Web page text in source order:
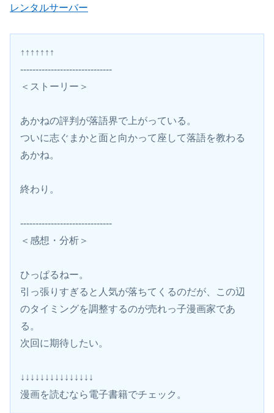
レンタルサーバー
↑↑↑↑↑↑↑
------------------------------
＜ストーリー＞
あかねの評判が落語界で上がっている。
ついに志ぐまかと面と向かって座して落語を教わる
あかね。
終わり。
------------------------------
＜感想・分析＞
ひっぱるねー。
引っ張りすぎると人気が落ちてくるのだが、この辺
のタイミングを調整するのが売れっ子漫画家であ
る。
次回に期待したい。
↓↓↓↓↓↓↓↓↓↓↓↓↓↓↓
漫画を読むなら電子書籍でチェック。